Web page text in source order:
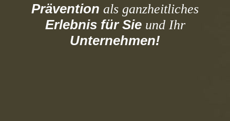
Prävention als ganzheitliches
Erlebnis für Sieund Ihr
Unternehmen!